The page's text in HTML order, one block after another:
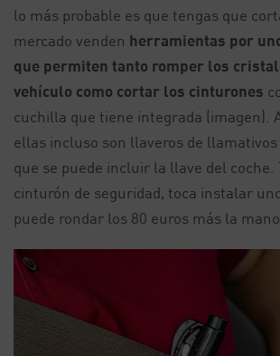
lo más probable es que tengas que
mercado venden herramientas por
que permiten tanto romper los
vehículo como cortar los cinturones
cuchilla que tiene integrada (imagen).
ellas incluso son llaveros de
que se puede incluir la llave del coche.
cinturón de seguridad, toca instalar
puede rondar los 80 euros más la mano